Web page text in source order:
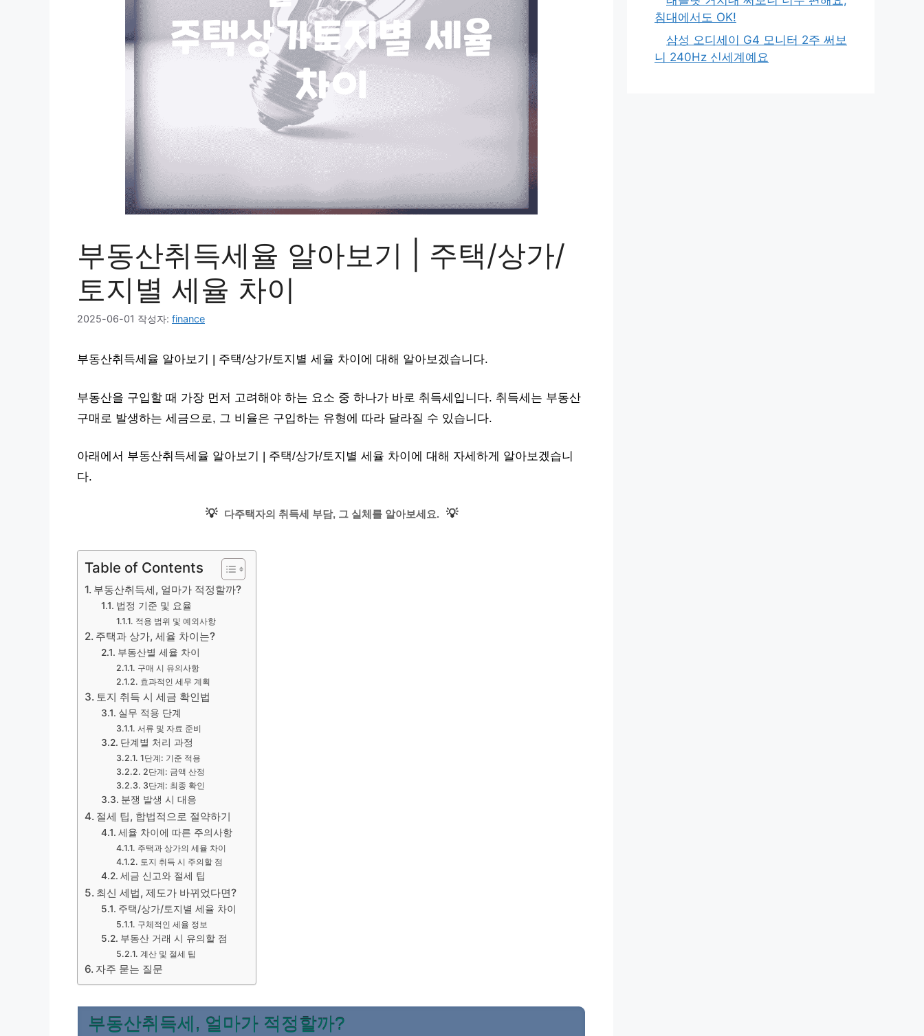
부동산취득세율 알아보기 | 주택/상가/
토지별 세율 차이
2025-06-01 작성자: finance
부동산취득세율 알아보기 | 주택/상가/토지별 세율 차이에 대해 알아보겠습니다.
부동산을 구입할 때 가장 먼저 고려해야 하는 요소 중 하나가 바로 취득세입니다. 취득세는 부동산
구매로 발생하는 세금으로, 그 비율은 구입하는 유형에 따라 달라질 수 있습니다.
아래에서 부동산취득세율 알아보기 | 주택/상가/토지별 세율 차이에 대해 자세하게 알아보겠습니
다.
💡 다주택자의 취득세 부담, 그 실체를 알아보세요. 💡
Table of Contents
부동산취득세, 얼마가 적정할까?
법정 기준 및 요율
적용 범위 및 예외사항
주택과 상가, 세율 차이는?
부동산별 세율 차이
구매 시 유의사항
효과적인 세무 계획
토지 취득 시 세금 확인법
실무 적용 단계
서류 및 자료 준비
단계별 처리 과정
1단계: 기준 적용
2단계: 금액 산정
3단계: 최종 확인
분쟁 발생 시 대응
절세 팁, 합법적으로 절약하기
세율 차이에 따른 주의사항
주택과 상가의 세율 차이
토지 취득 시 주의할 점
세금 신고와 절세 팁
최신 세법, 제도가 바뀌었다면?
주택/상가/토지별 세율 차이
구체적인 세율 정보
부동산 거래 시 유의할 점
계산 및 절세 팁
자주 묻는 질문
부동산취득세, 얼마가 적정할까?
침대에서도 OK!
삼성 오디세이 G4 모니터 2주 써보
니 240Hz 신세계예요